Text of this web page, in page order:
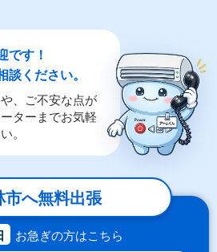
です！
ください。
、ご不安な点が
ターまでお気軽
。
市へ無料出張
お急ぎの方はこちら